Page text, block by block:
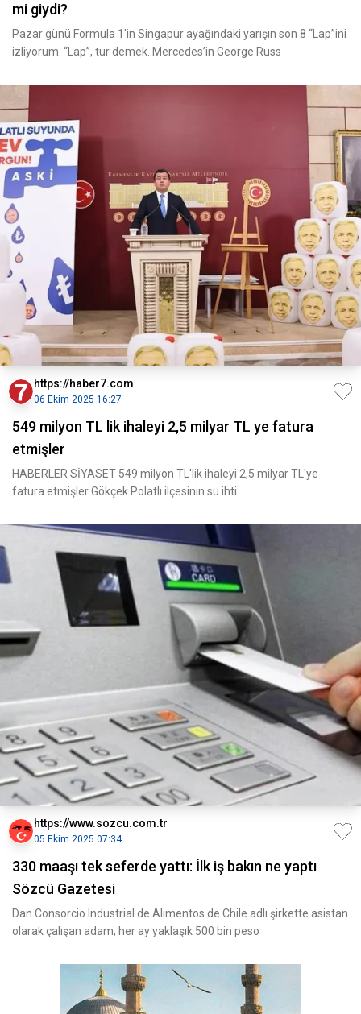
mi giydi?
Pazar günü Formula 1'in Singapur ayağındaki yarışın son 8 “Lap”ini
izliyorum. “Lap”, tur demek. Mercedes’in George Russ
https://haber7.com
06 Ekim 2025 16:27
549 milyon TL lik ihaleyi 2,5 milyar TL ye fatura
etmişler
HABERLER SİYASET 549 milyon TL'lik ihaleyi 2,5 milyar TL'ye
fatura etmişler Gökçek Polatlı ilçesinin su ihti
https://www.sozcu.com.tr
05 Ekim 2025 07:34
330 maaşı tek seferde yattı: İlk iş bakın ne yaptı
Sözcü Gazetesi
Dan Consorcio Industrial de Alimentos de Chile adlı şirkette asistan
olarak çalışan adam, her ay yaklaşık 500 bin peso